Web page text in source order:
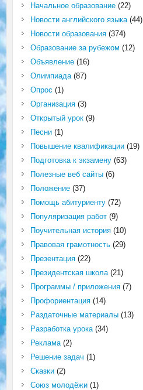
Начальное образование(22)
Новости английского языка(44)
Новости образования(374)
Образование за рубежом (12)
Объявление(16)
Олимпиада(87)
Опрос (1)
Организация(3)
Открытый урок(9)
Песни(1)
Повышение квалификации(19)
Подготовка к экзамену(63)
Полезные веб сайты(6)
Положение(37)
Помощь абитуриенту(72)
Популяризация работ(9)
Поучительная история(10)
Правовая грамотность(29)
Презентация(22)
Президентская школа(21)
Программы / приложения(7)
Профориентация(14)
Раздаточные материалы(13)
Разработка урока(34)
Реклама(2)
Решение задач (1)
Сказки(2)
Союз молодёжи(1)